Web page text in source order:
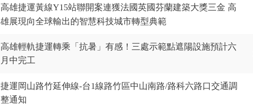
高雄捷運黃線Y15站聯開案連獲法國英國芬蘭建築大獎三金 高
雄展現向全球輸出的智慧科技城市轉型典範
高雄輕軌捷運轉乘「抗暑」有感！三處示範點遮陽設施預計六
月中完工
捷運岡山路竹延伸線-台1線路竹區中山南路/路科六路口交通調
整通知